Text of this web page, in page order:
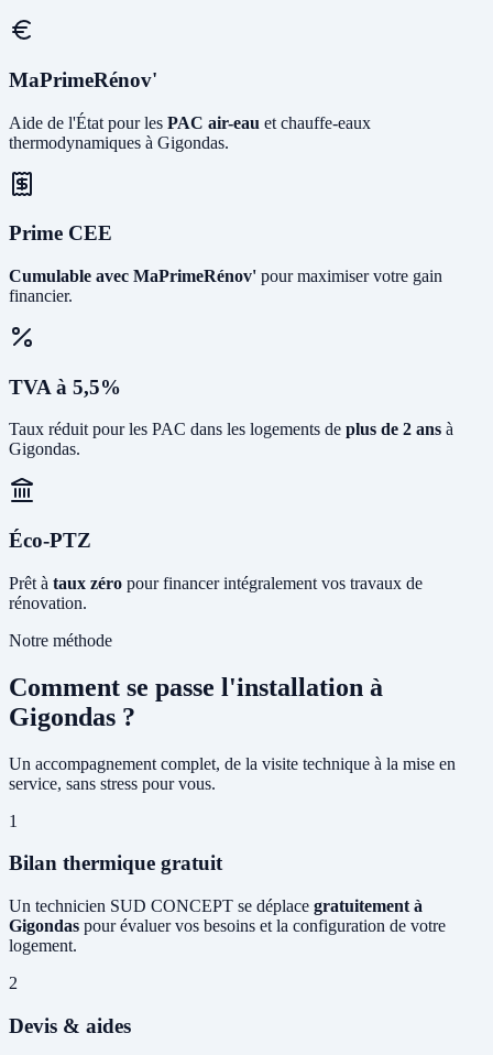
MaPrimeRénov'
Aide de l'État pour les PAC air-eau et chauffe-eaux
thermodynamiques à Gigondas.
Prime CEE
Cumulable avec MaPrimeRénov' pour maximiser votre gain
financier.
TVA à 5,5%
Taux réduit pour les PAC dans les logements de plus de 2 ans à
Gigondas.
Éco-PTZ
Prêt à taux zéro pour financer intégralement vos travaux de
rénovation.
Notre méthode
Comment se passe l'installation à
Gigondas ?
Un accompagnement complet, de la visite technique à la mise en
service, sans stress pour vous.
1
Bilan thermique gratuit
Un technicien SUD CONCEPT se déplace gratuitement à
Gigondas pour évaluer vos besoins et la configuration de votre
logement.
2
Devis & aides